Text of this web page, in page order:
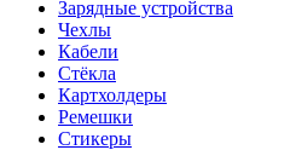
Зарядные устройства
Чехлы
Кабели
Cтёкла
Картхолдеры
Ремешки
Стикеры